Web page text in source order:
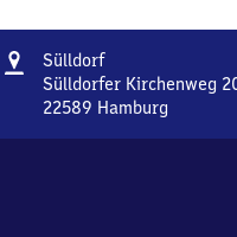
Adresse
SülldorfSülldorf
Sülldorfer Kirchenweg
22589 Hamburg